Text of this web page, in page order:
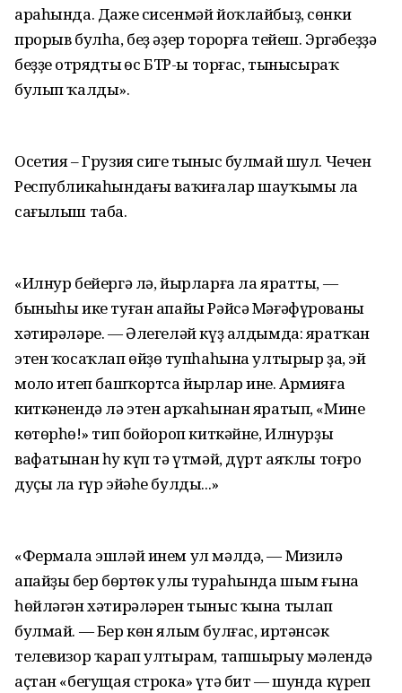
араһында. Даже сисенмәй йоҡлайбыҙ, сөнки
прорыв булһа, беҙ әҙер торорға тейеш. Эргәбеҙҙә
беҙҙең отрядтың өс БТР-ы торғас, тынысыраҡ
булып ҡалды».
Осетия – Грузия сиге тыныс булмай шул. Чечен
Республикаһындағы ваҡиғалар шауҡымы ла
сағылыш таба.
«Илнур бейергә лә, йырларға ла яратты, —
быныһы ике туған апайы Рәйсә Мәғәфүрованың
хәтирәләре. — Әлегеләй күҙ алдымда: яратҡан
этен ҡосаҡлап өйҙөң тупһаһына ултырыр ҙа, эй
моңло итеп башҡортса йырлар ине. Армияға
киткәнендә лә этен арҡаһынан яратып, «Мине
көтөрһөң!» тип бойороп киткәйне, Илнурҙың
вафатынан һуң күп тә үтмәй, дүрт аяҡлы тоғро
дуҫы ла гүр эйәһе булды...»
«Фермала эшләй инем ул мәлдә, — Миңзилә
апайҙың бер бөртөк улы тураһында шым ғына
һөйләгән хәтирәләрен тыныс ҡына тыңлап
булмай. — Бер көн ялым булғас, иртәнсәк
телевизор ҡарап ултырам, тапшырыу мәлендә
аҫтан «бегущая строка» үтә бит — шунда күреп